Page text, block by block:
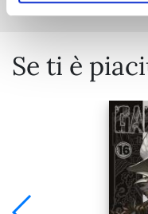
Se ti è